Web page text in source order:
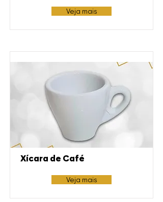
Veja mais
Xícara de Café
Veja mais